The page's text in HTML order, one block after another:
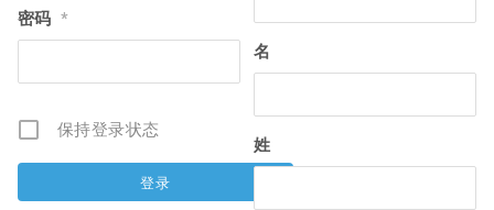
密码 *
保持登录状态
名
姓